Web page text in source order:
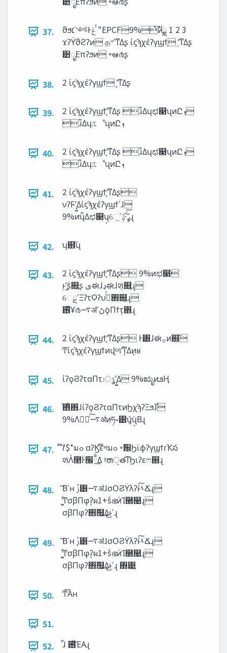
37.
ϑϧ‫ͨ͑ݟͰ༻׆‬ "EPCF9%ͭͷັྗ 1 2 3
ϫʔΫϑϩʔͷ த৺ʹͳΔʂ ίϛϡχέʔγϣϯ͕ ָʹͳΔʂ
੺ೖΕπʔϧͷ ৽ఆ൪ʂ
38. 2 ίϛϡχέʔγϣϯ ָ͕ʹͳΔʂ
39.
2 ίϛϡχέʔγϣϯָ͕ʹͳΔʂ ɹ͋Δʮಛ௃ʯͷԸ‫ܙ‬
40.
2 ίϛϡχέʔγϣϯָ͕ʹͳΔʂ ɹ͋Δʮಛ௃ʯͷԸ‫ܙ‬
41.
2 ίϛϡχέʔγϣϯָ͕ʹͳΔʂ
νʔϜʹ͓͚Δίϛϡχέʔγϣϯʹɺ
9%ͷʮ͋Δಛ௃ʯ͕େ͍ʹߩ‫ͨ͠·͠ݙ‬ɻ
42. ʮ଎͞ʯ
43.
2 ίϛϡχέʔγϣϯָ͕ʹͳΔʂ 9%ͷಛ௃
ͱʹ͔͍ܰ͘ʂ଎͍ʂ ‫ى‬ಈɺ‫ڍ‬ಈɺશ͕ͯ଎͍ɻ
େྔʹΞʔτϘʔυ࡞ͬͯ΋଎͍ɻ
࢖ͬͯҰ൪࠷ॳʹ‫͘ڻ‬ϙΠϯτ͔΋ɻ
44.
2 ίϛϡχέʔγϣϯָ͕ʹͳΔʂ Ͱ͸ɺಈ࡞ͷ଎͕͞
Ͳ͏ίϛϡχέʔγϣϯͷվળʹͭͳ͕Δͷ͔ʁ
45. ίʔϙϨʔταΠτ։ൃʹ͓͚Δ 9%ಋೖͷ‫ܦ‬Ң
46.
ͦ΋ͦ΋ɺίʔϙϨʔταΠτͷϦχϡʔΞϧ࣌ɺ
9%Λಋೖͨ͠࠷ॳͷཧ༝͸ʮ͔ܰͬͨʯ͔Βɻ
47.
໊ࣾɾ$*มߋ αʔϏε໊শมߋ ৽ࣾ԰ϦϊϕʔγϣϯɾҠస
શͯΛ̍೥ؒͰ‫ྃ͢׬‬Δ ˠຫੑతͳϦιʔεෆ଍ɻ
48.
͞Βʹʜ ࢲ͸࠷ॳɺσΟϨΫλʔͱͯ͠ࢀՃɻ
͚ͩͲσβΠφʔ͕ผ1+ṧഭͷͨΊ཭୤ɻ
σβΠφʔ΋݉຿͢Δ͜ͱʹɻ
49.
͞Βʹʜ ࢲ͸࠷ॳɺσΟϨΫλʔͱͯ͠ࢀՃɻ
͚ͩͲσβΠφʔ͕ผ1+ṧഭͷͨΊ཭୤ɻ
σβΠφʔ΋݉຿͢Δ͜ͱʹɻ ΍͹͍
50. Ͳ͏͠Α͏ʜ
51.
52.
͋ɺ ࢖ͬͯΈΑ͏ɻ